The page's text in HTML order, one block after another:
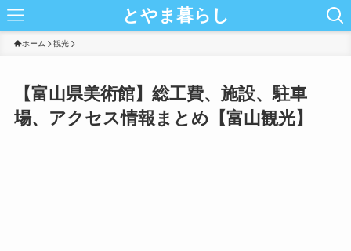
とやま暮らし
ホーム 観光
【富山県美術館】総工費、施設、駐車
場、アクセス情報まとめ【富山観光】